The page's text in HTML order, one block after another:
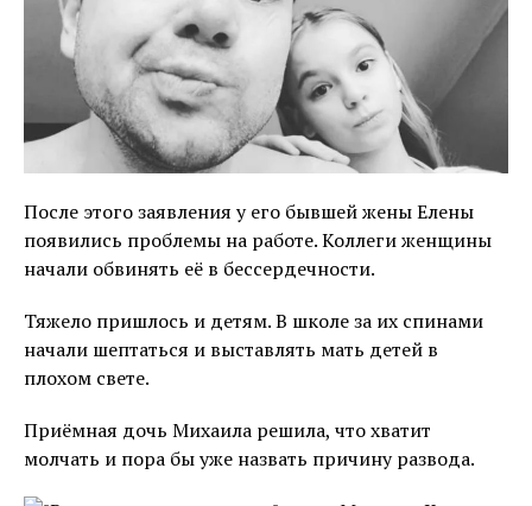
После этого заявления у его бывшей жены Елены
появились проблемы на работе. Коллеги женщины
начали обвинять её в бессердечности.
Тяжело пришлось и детям. В школе за их спинами
начали шептаться и выставлять мать детей в
плохом свете.
Приёмная дочь Михаила решила, что хватит
молчать и пора бы уже назвать причину развода.